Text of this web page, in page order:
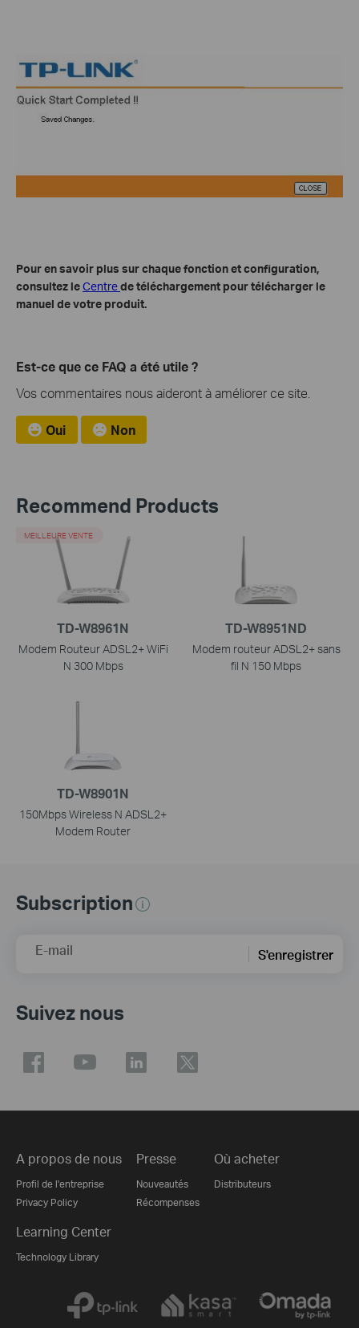
Pour en savoir plus sur chaque fonction et configuration,
consultez leCentrede téléchargement pour télécharger le
manuel de votre produit.
Est-ce que ce FAQ a été utile ?
Vos commentaires nous aideront à améliorer ce site.
Oui Non
Recommend Products
TD-W8961N
Modem Routeur ADSL2+ WiFi
N 300 Mbps
MEILLEURE VENTE
TD-W8951ND
Modem routeur ADSL2+ sans
fil N 150 Mbps
TD-W8901N
150Mbps Wireless N ADSL2+
Modem Router
Subscription
E-mail S'enregistrer
Suivez nous
A propos de nous
Profil de l'entreprise
Privacy Policy
Presse
Nouveautés
Récompenses
Où acheter
Distributeurs
Learning Center
Technology Library